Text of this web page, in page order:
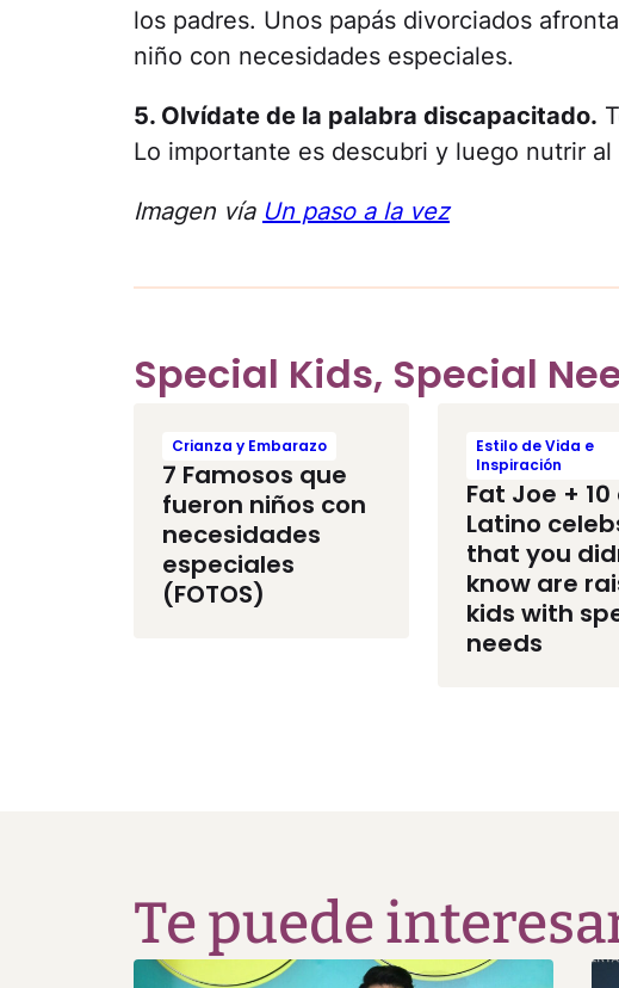
los padres. Unos papás divorciados
niño con necesidades especiales.
5. Olvídate de la palabra discapacitado.
Lo importante es descubri y luego nutrir al
Imagen vía Un paso a la vez
Special Kids, Special
Crianza y Embarazo
7 Famosos que
fueron niños con
necesidades
especiales
(FOTOS)
Estilo de Vida e
Inspiración
Fat Joe +
Latino
that you
know are
kids with
needs
Te puede